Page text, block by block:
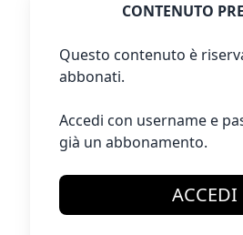
CONTENUTO
Questo contenuto è
abbonati.
Accedi con username e
già un abbonamento.
ACCEDI